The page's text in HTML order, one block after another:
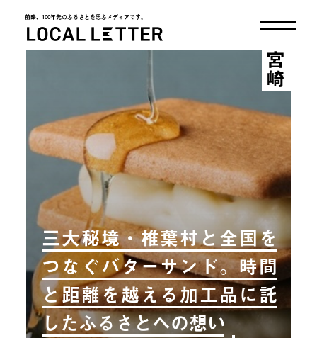
前略、100年先のふるさとを思ふメディアです。
LOCAL LETTER
三大秘境・椎葉村と全国を
つなぐバターサンド。時間
と距離を越える加工品に託
したふるさとへの想い
宮崎